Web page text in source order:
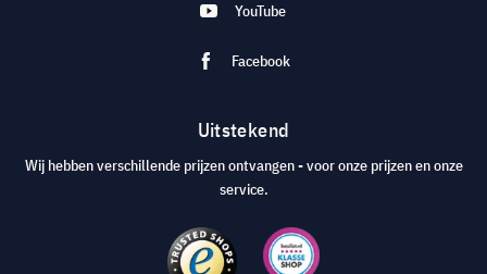
YouTube
Facebook
Uitstekend
Wij hebben verschillende prijzen ontvangen - voor onze prijzen en onze
service.